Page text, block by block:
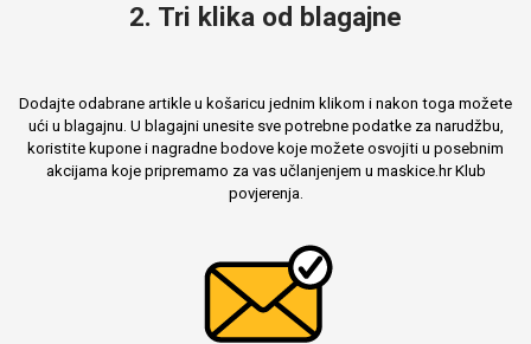
2. Tri klika od blagajne
Dodajte odabrane artikle u košaricu jednim klikom i nakon toga možete
ući u blagajnu. U blagajni unesite sve potrebne podatke za narudžbu,
koristite kupone i nagradne bodove koje možete osvojiti u posebnim
akcijama koje pripremamo za vas učlanjenjem u maskice.hr Klub
povjerenja.